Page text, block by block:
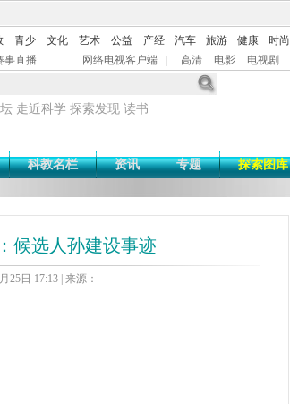
青少 文化 艺术 公益 产经 汽车 旅游 健康 时尚
事直播 网络电视客户端 高清 电影 电视剧
走近科学 探索发现 读书
科教名栏 资讯 专题 探索图库
候选人孙建设事迹
25日 17:13 | 来源：